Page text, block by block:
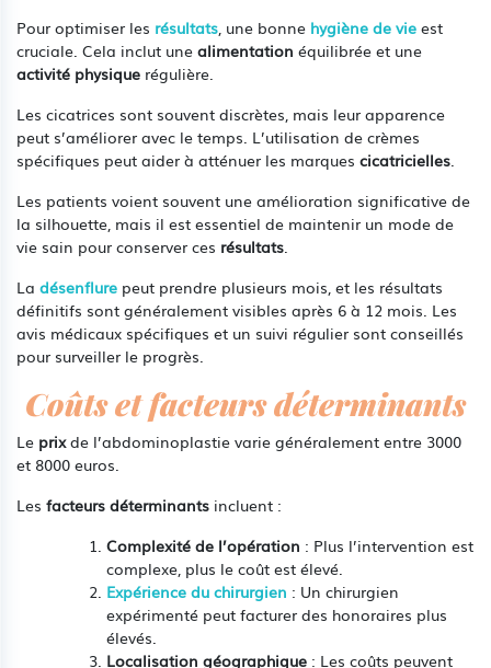
Pour optimiser les résultats, une bonne hygiène de vie est
cruciale. Cela inclut une alimentation équilibrée et une
activité physique régulière.
Les cicatrices sont souvent discrètes, mais leur apparence
peut s’améliorer avec le temps. L’utilisation de crèmes
spécifiques peut aider à atténuer les marques cicatricielles.
Les patients voient souvent une amélioration significative de
la silhouette, mais il est essentiel de maintenir un mode de
vie sain pour conserver ces résultats.
La désenflure peut prendre plusieurs mois, et les résultats
définitifs sont généralement visibles après 6 à 12 mois. Les
avis médicaux spécifiques et un suivi régulier sont conseillés
pour surveiller le progrès.
Coûts et facteurs déterminants
Le prixde l’abdominoplastie varie généralement entre 3000
et 8000 euros.
Les facteurs déterminants incluent :
Complexité de l’opération : Plus l’intervention est
complexe, plus le coût est élevé.
Expérience du chirurgien : Un chirurgien
expérimenté peut facturer des honoraires plus
élevés.
Localisation géographique : Les coûts peuvent